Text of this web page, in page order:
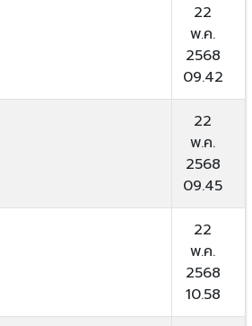
22
พ.ค.
2568
09.42
22
พ.ค.
2568
09.45
22
พ.ค.
2568
10.58